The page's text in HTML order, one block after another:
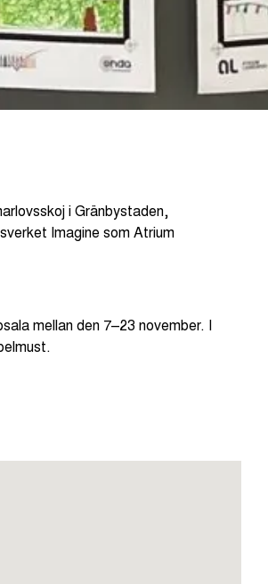
i Gränbystaden,
Imagine som Atrium
mellan den 7–23 november. I